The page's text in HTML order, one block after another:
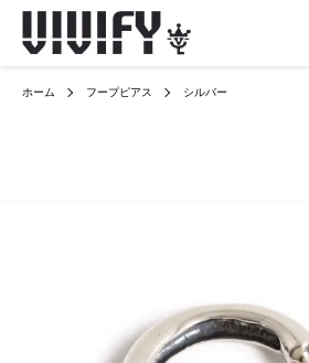
ホーム フープピアス シルバー